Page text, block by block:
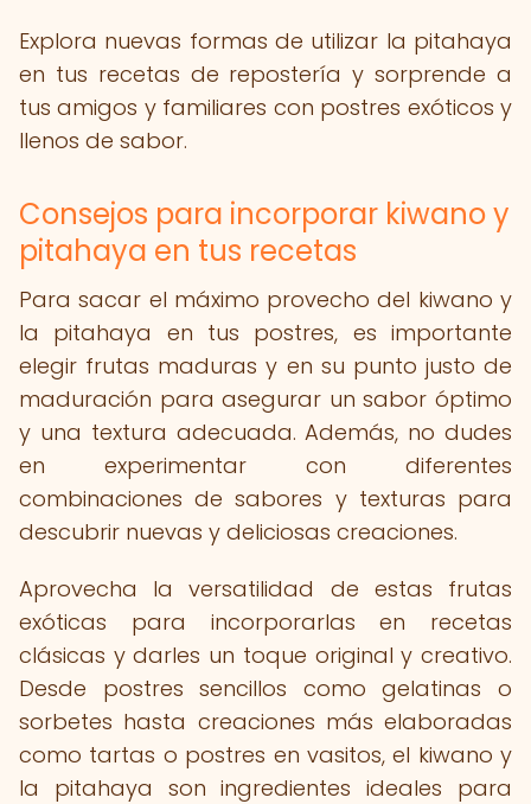
Explora nuevas formas de utilizar la pitahaya
en tus recetas de repostería y sorprende a
tus amigos y familiares con postres exóticos y
llenos de sabor.
Consejos para incorporar kiwano y
pitahaya en tus recetas
Para sacar el máximo provecho del kiwano y
la pitahaya en tus postres, es importante
elegir frutas maduras y en su punto justo de
maduración para asegurar un sabor óptimo
y una textura adecuada. Además, no dudes
en experimentar con diferentes
combinaciones de sabores y texturas para
descubrir nuevas y deliciosas creaciones.
Aprovecha la versatilidad de estas frutas
exóticas para incorporarlas en recetas
clásicas y darles un toque original y creativo.
Desde postres sencillos como gelatinas o
sorbetes hasta creaciones más elaboradas
como tartas o postres en vasitos, el kiwano y
la pitahaya son ingredientes ideales para